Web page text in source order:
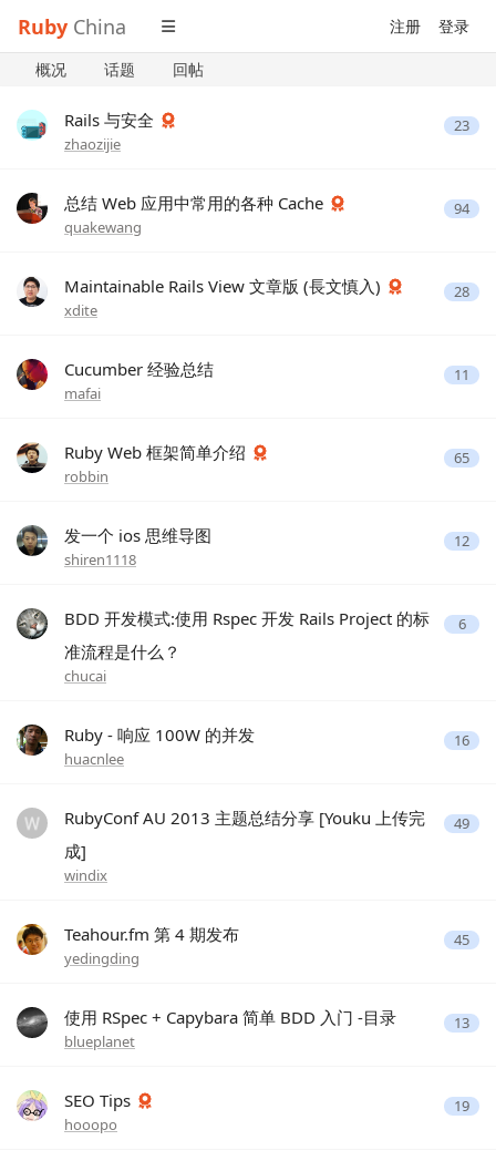
Ruby China 注册 登录
概况 话题 回帖
Rails 与安全
zhaozijie
23
总结 Web 应用中常用的各种 Cache
quakewang
94
Maintainable Rails View 文章版 (長文慎入)
xdite
28
Cucumber 经验总结
mafai
11
Ruby Web 框架简单介绍
robbin
65
发一个 ios 思维导图
shiren1118
12
BDD 开发模式:使用 Rspec 开发 Rails Project 的标
准流程是什么？
chucai
6
Ruby - 响应 100W 的并发
huacnlee
16
RubyConf AU 2013 主题总结分享 [Youku 上传完
成]
windix
49
Teahour.fm 第 4 期发布
yedingding
45
使用 RSpec + Capybara 简单 BDD 入门 -目录
blueplanet
13
SEO Tips
hooopo
19